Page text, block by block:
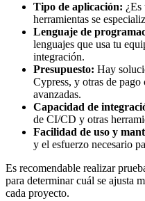
Tipo de aplicación:
herramientas se
Lenguaje de
lenguajes que usa tu
integración.
Presupuesto: Hay
Cypress, y otras de
avanzadas.
Capacidad de
de CI/CD y otras
Facilidad de uso y
y el esfuerzo necesario
Es recomendable realizar
para determinar cuál se ajusta
cada proyecto.